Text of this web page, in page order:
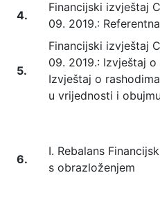
4.
Financijski izvještaj
09. 2019.:
5.
Financijski izvještaj
09. 2019.: Izvještaj
Izvještaj o
u vrijednosti i
6.
I. Rebalans
s obrazloženjem